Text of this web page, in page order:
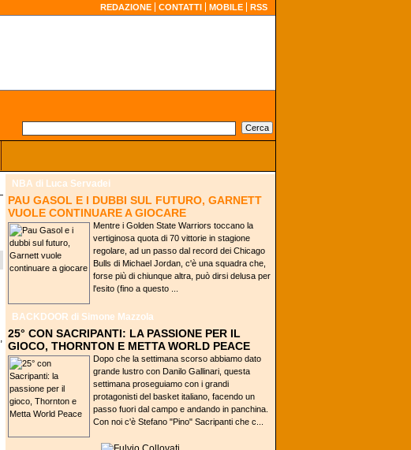
REDAZIONE CONTATTI MOBILE RSS
NBA di Luca Servadei
PAU GASOL E I DUBBI SUL FUTURO, GARNETT
VUOLE CONTINUARE A GIOCARE
Mentre i Golden State Warriors toccano la
vertiginosa quota di 70 vittorie in stagione
regolare, ad un passo dal record dei Chicago
Bulls di Michael Jordan, c'è una squadra che,
forse più di chiunque altra, può dirsi delusa per
l'esito (fino a questo ...
BACKDOOR di Simone Mazzola
25° CON SACRIPANTI: LA PASSIONE PER IL
GIOCO, THORNTON E METTA WORLD PEACE
Dopo che la settimana scorso abbiamo dato
grande lustro con Danilo Gallinari, questa
settimana proseguiamo con i grandi
protagonisti del basket italiano, facendo un
passo fuori dal campo e andando in panchina.
Con noi c'è Stefano "Pino" Sacripanti che c...